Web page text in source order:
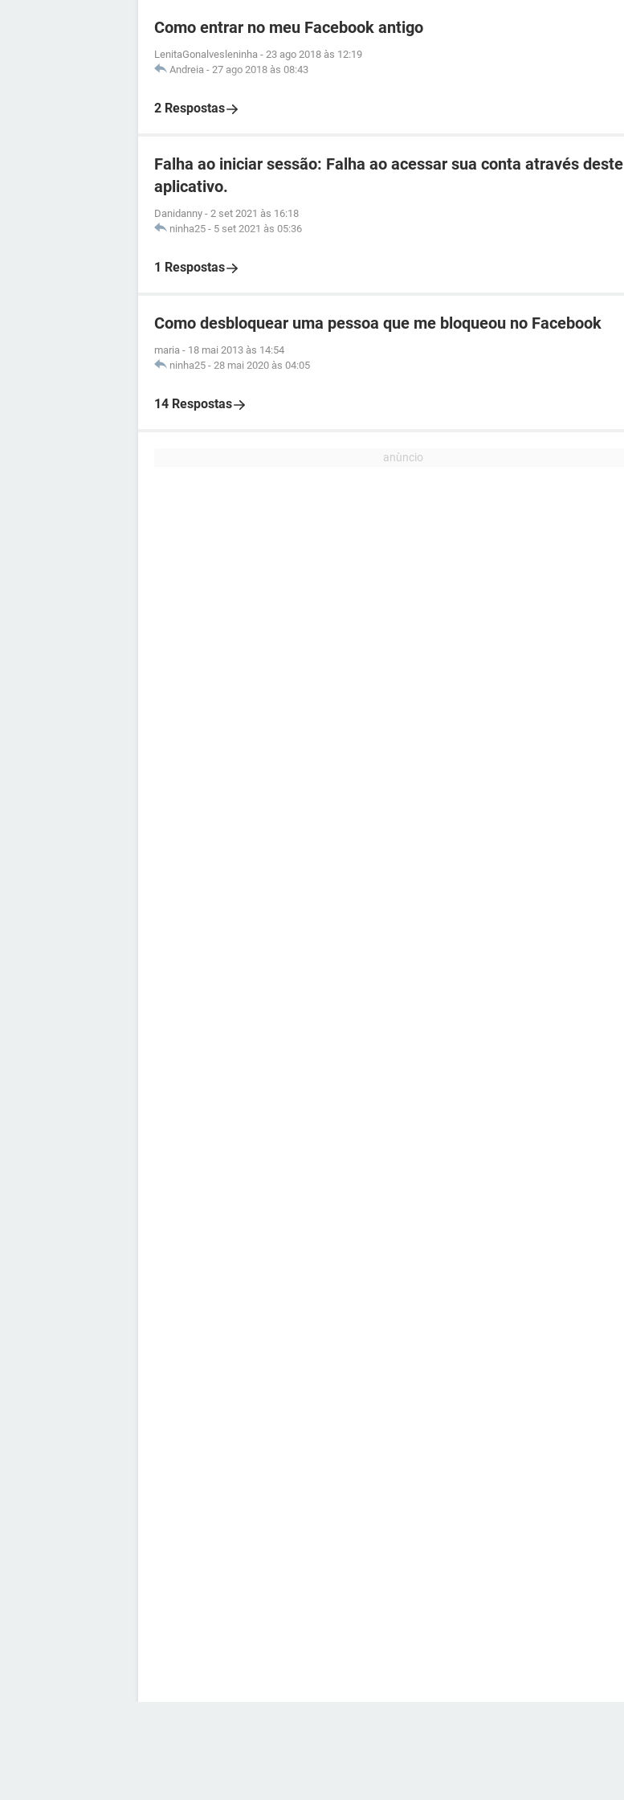
Como entrar no meu Facebook antigo
LenitaGonalvesleninha - 23 ago 2018 às 12:19
Andreia - 27 ago 2018 às 08:43
2 Respostas
Falha ao iniciar sessão: Falha ao acessar sua conta através deste
aplicativo.
Danidanny - 2 set 2021 às 16:18
ninha25 - 5 set 2021 às 05:36
1 Respostas
Como desbloquear uma pessoa que me bloqueou no Facebook
maria - 18 mai 2013 às 14:54
ninha25 - 28 mai 2020 às 04:05
14 Respostas